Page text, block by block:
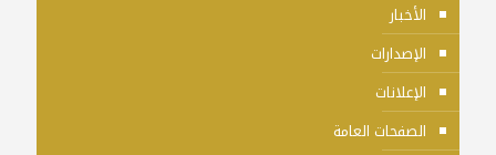
الأخبار
الإصدارات
الإعلانات
الصفحات العامة